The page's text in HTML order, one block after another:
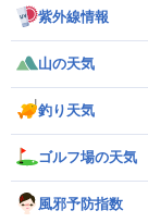
紫外線情報
山の天気
釣り天気
ゴルフ場の天気
風邪予防指数